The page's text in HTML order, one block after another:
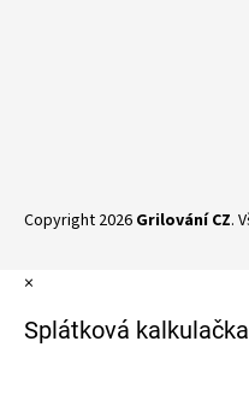
Copyright 2026 Grilování CZ.
×
Splátková kalkulačka